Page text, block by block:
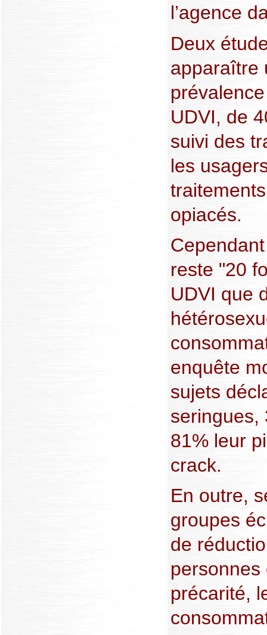
l’agence
Deux
apparaître
UDVI, de
suivi des
les
opiacés.
reste "20
UDVI que
enquête
sujets
seringues,
81% leur
crack.
En outre,
groupes
de
personnes
précarité,